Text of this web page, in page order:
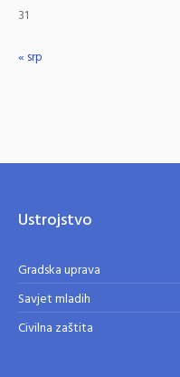
31
« srp
Ustrojstvo
Gradska uprava
Savjet mladih
Civilna zaštita